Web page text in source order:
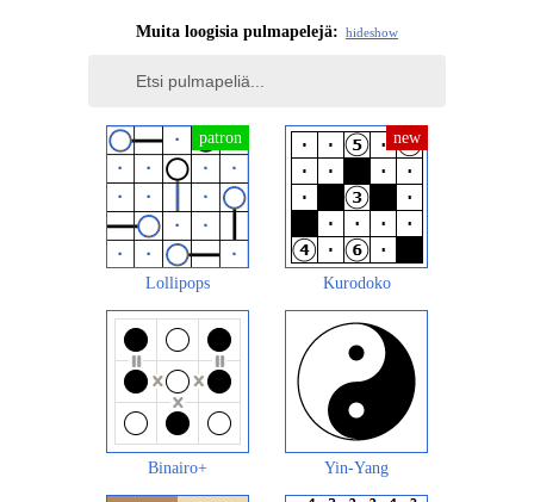
Muita loogisia pulmapelejä: hideshow
Lollipops Kurodoko
Binairo+ Yin-Yang